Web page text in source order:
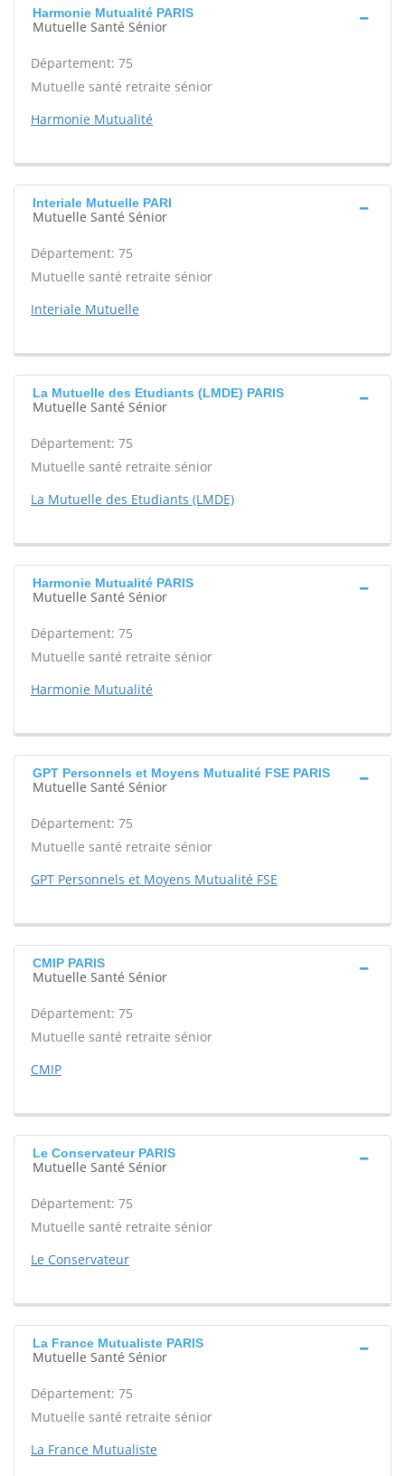
Harmonie Mutualité PARIS
Mutuelle Santé Sénior
Département: 75
Mutuelle santé retraite sénior
Harmonie Mutualité
Interiale Mutuelle PARI
Mutuelle Santé Sénior
Département: 75
Mutuelle santé retraite sénior
Interiale Mutuelle
La Mutuelle des Etudiants (LMDE) PARIS
Mutuelle Santé Sénior
Département: 75
Mutuelle santé retraite sénior
La Mutuelle des Etudiants (LMDE)
Harmonie Mutualité PARIS
Mutuelle Santé Sénior
Département: 75
Mutuelle santé retraite sénior
Harmonie Mutualité
GPT Personnels et Moyens Mutualité FSE PARIS
Mutuelle Santé Sénior
Département: 75
Mutuelle santé retraite sénior
GPT Personnels et Moyens Mutualité FSE
CMIP PARIS
Mutuelle Santé Sénior
Département: 75
Mutuelle santé retraite sénior
CMIP
Le Conservateur PARIS
Mutuelle Santé Sénior
Département: 75
Mutuelle santé retraite sénior
Le Conservateur
La France Mutualiste PARIS
Mutuelle Santé Sénior
Département: 75
Mutuelle santé retraite sénior
La France Mutualiste